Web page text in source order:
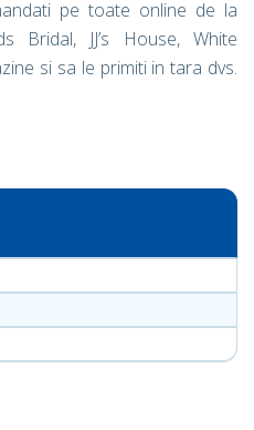
pe toate online de la
Bridal, JJ’s House, White
si sa le primiti in tara dvs.